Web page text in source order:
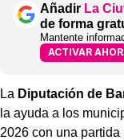
Añadir La
de forma
Mantente
ACTIVAR
La Diputación de
la ayuda a los
2026 con una